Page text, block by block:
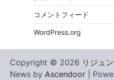
コメントフィード
WordPress.org
Copyright © 2026 リジュ
News by Ascendoor |